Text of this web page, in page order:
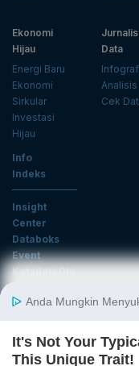
Ekonomi
Hijau
Energi Baru
Ekonomi
Sirkular
Investasi
Hijau
Data
Analisis
Cek
Info
Indeks
Insight
Center
Databoks
Event
KatadataOto
Email